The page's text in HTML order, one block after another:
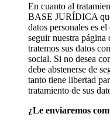
En cuanto al
BASE JURÍDICA
datos personales es
seguir nuestra
tratemos sus datos
social. Si no desea
debe abstenerse de
tanto tiene libertad
tratamiento de sus
¿Le enviaremos